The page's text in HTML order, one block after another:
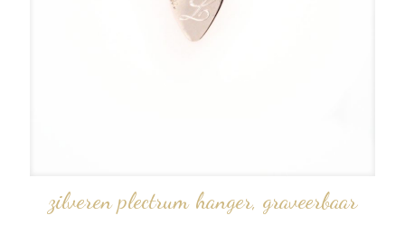
zilveren plectrum hanger, graveerbaar